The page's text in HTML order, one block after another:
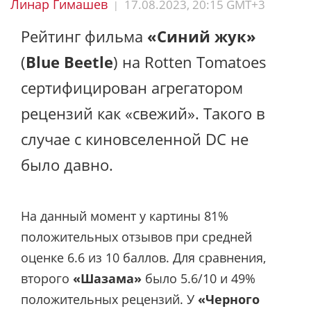
Линар Гимашев | 17.08.2023, 20:15 GMT+3
Рейтинг фильма «Синий жук»
(Blue Beetle) на Rotten Tomatoes
сертифицирован агрегатором
рецензий как «свежий». Такого в
случае с киновселенной DC не
было давно.
На данный момент у картины 81%
положительных отзывов при средней
оценке 6.6 из 10 баллов. Для сравнения,
второго «Шазама» было 5.6/10 и 49%
положительных рецензий. У «Черного